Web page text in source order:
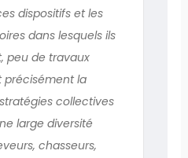
dispositifs et les
dans lesquels ils
peu de travaux
la
collectives
large diversité
chasseurs,